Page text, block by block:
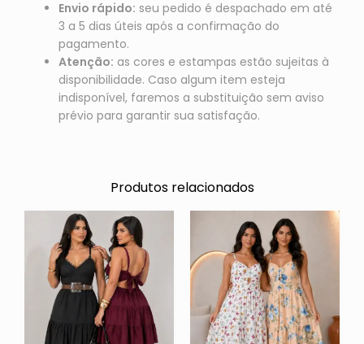
Envio rápido: seu pedido é despachado em até
3 a 5 dias úteis após a confirmação do
pagamento.
Atenção: as cores e estampas estão sujeitas à
disponibilidade. Caso algum item esteja
indisponível, faremos a substituição sem aviso
prévio para garantir sua satisfação.
Produtos relacionados